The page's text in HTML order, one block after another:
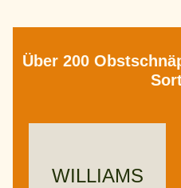
Über 200
WILLIAMS